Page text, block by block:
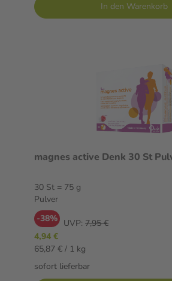
In den Warenkorb
magnes active Denk 30
30 St = 75 g
Pulver
-38% UVP: 7,95 €
4,94 €
65,87 € / 1 kg
sofort lieferbar